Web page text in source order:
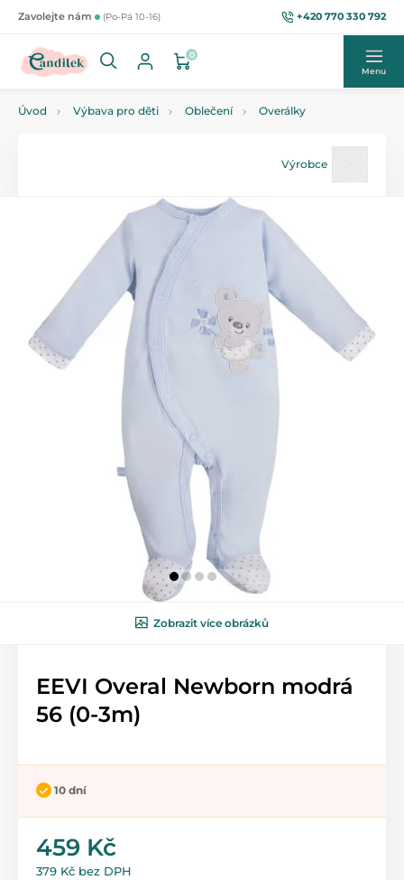
Zavolejte nám (Po-Pá 10-16) +420 770 330 792
0
Menu
Úvod Výbava pro děti Oblečení Overálky
Výrobce
Zobrazit více obrázků
EEVI Overal Newborn modrá
56 (0-3m)
10 dní
459 Kč
379 Kč bez DPH